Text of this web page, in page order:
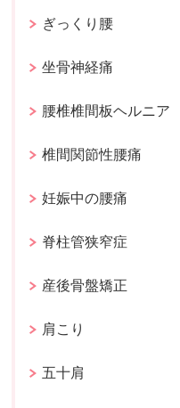
ぎっくり腰
坐骨神経痛
腰椎椎間板ヘルニア
椎間関節性腰痛
妊娠中の腰痛
脊柱管狭窄症
産後骨盤矯正
肩こり
五十肩